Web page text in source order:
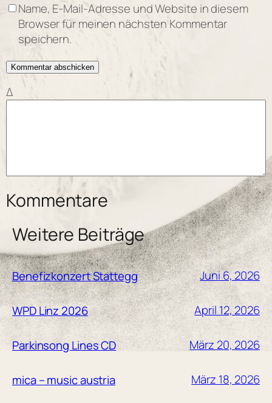
Name, E-Mail-Adresse und Website in diesem
Browser für meinen nächsten Kommentar
speichern.
Δ
Kommentare
Weitere Beiträge
Benefizkonzert Stattegg Juni 6, 2026
WPD Linz 2026 April 12, 2026
Parkinsong Lines CD März 20, 2026
mica – music austria März 18, 2026